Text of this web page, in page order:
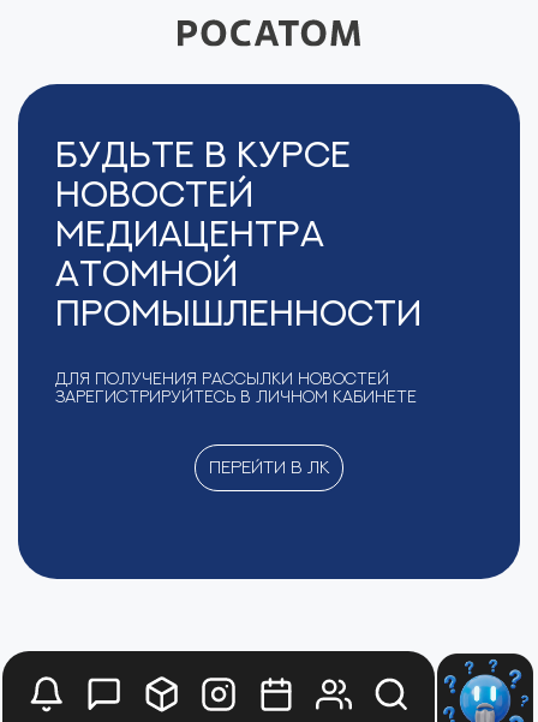
Будьте в курсе
новостей
Медиацентра
Атомной
Промышленности
Для получения рассылки новостей
зарегистрируйтесь в Личном кабинете
Перейти в ЛК